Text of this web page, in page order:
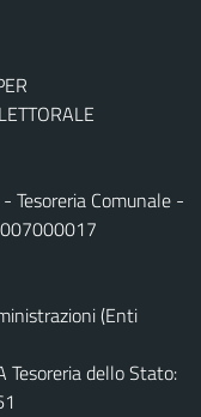
Tesoreria Comunale -
(Enti
Tesoreria dello Stato: